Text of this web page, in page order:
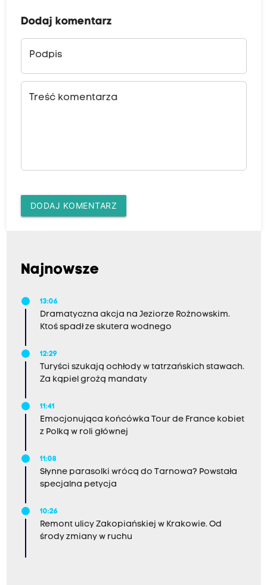
Dodaj komentarz
Podpis
Treść komentarza
DODAJ KOMENTARZ
Najnowsze
13:06
Dramatyczna akcja na Jeziorze Rożnowskim.
Ktoś spadł ze skutera wodnego
12:29
Turyści szukają ochłody w tatrzańskich stawach.
Za kąpiel grożą mandaty
11:41
Emocjonująca końcówka Tour de France kobiet
z Polką w roli głównej
11:08
Słynne parasolki wrócą do Tarnowa? Powstała
specjalna petycja
10:26
Remont ulicy Zakopiańskiej w Krakowie. Od
środy zmiany w ruchu